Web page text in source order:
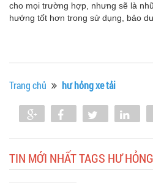
cho mọi trường hợp, nhưng sẽ là
hướng tốt hơn trong sử dụng, bảo
Trang chủ hư hỏng xe tải
Share Share Tweet
TIN MỚI NHẤT TAGS HƯ